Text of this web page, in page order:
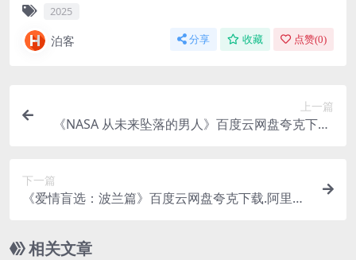
2025
泊客 分享 收藏 点赞(0)
上一篇
《NASA 从未来坠落的男人》百度云网盘夸克下载.
下一篇
《爱情盲选：波兰篇》百度云网盘夸克下载.阿里云
相关文章